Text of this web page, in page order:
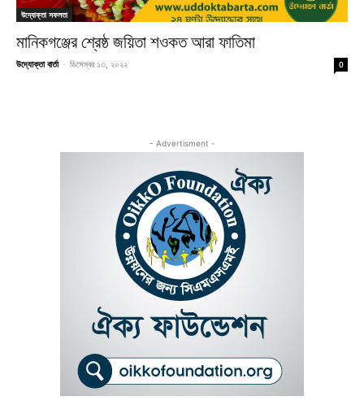
উদ্যোক্তা সফলতা
মানিকগঞ্জের শ্রেষ্ঠ জয়িতা শওকত আরা ফাতিমা
উদ্যোক্তা বার্তা - ডিসেম্বর ১৩, ২০২২ 0
- Advertisment -